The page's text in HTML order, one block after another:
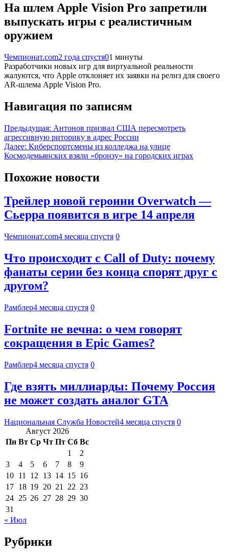
На шлем Apple Vision Pro запретили
выпускать игры с реалистичным
оружием
Чемпионат.com2 года спустя01 минуты
Разработчики новых игр для виртуальной реальности
жалуются, что Apple отклоняет их заявки на релиз для своего
AR-шлема Apple Vision Pro.
Навигация по записям
Предыдущая: Антонов призвал США пересмотреть
агрессивную риторику в адрес России
Далее: Киберспортсмены из колледжа на улице
Космодемьянских взяли «бронзу» на городских играх
Похожие новости
Трейлер новой героини Overwatch —
Сьерра появится в игре 14 апреля
Чемпионат.com4 месяца спустя 0
Что происходит с Call of Duty: почему
фанаты серии без конца спорят друг с
другом?
Рамблер4 месяца спустя 0
Fortnite не вечна: о чем говорят
сокращения в Epic Games?
Рамблер4 месяца спустя 0
Где взять миллиарды: Почему Россия
не может создать аналог GTA
Национальная Служба Новостей4 месяца спустя 0
Август 2026
Пн Вт Ср Чт Пт Сб Вс
1
2
3
4 5 6 7 8
9
10 11 12 13 14 15 16
17 18 19 20 21 22 23
24 25 26 27 28 29 30
31
« Июл
Рубрики